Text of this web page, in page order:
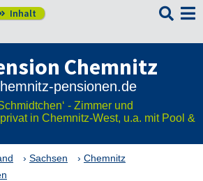
Inhalt 
Chemnitz
- Zimmer und
in Chemnitz-West, u.a. mit Pool &
Sachsen
Chemnitz